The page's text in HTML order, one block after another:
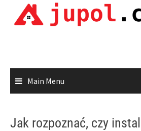
Main Menu
Jak rozpoznać, czy